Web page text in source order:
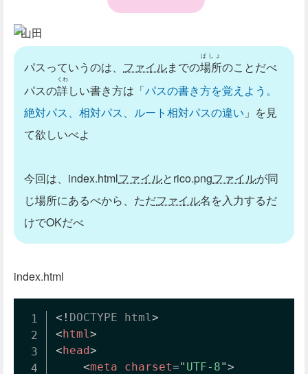
山田
パスっていうのは、 ファイルまでの場所
ばしょ
のことだべ
パスの詳
くわ
しい書き方は「パスの書き方を覚えよう。
絶対パス、相対パス、ルート相対パスの違い 」を見
て欲しいべよ
今回は、index.htmlファイルとrico.pngファイルが同
じ場所にあるべから、ただファイル名を入力するだ
けでOKだべ
index.html
<! DOCTYPE html>
<html>
<head>
<meta charset=" UTF-8">